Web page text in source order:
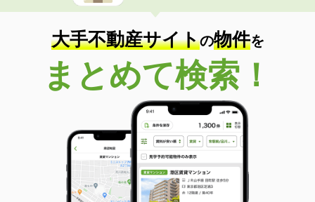
大手不動産サイトの物件を
まとめて検索！